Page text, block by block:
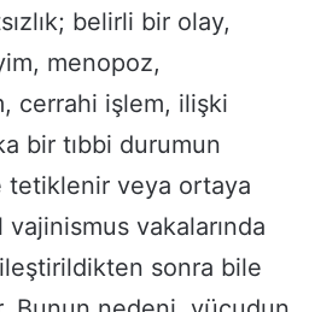
belirli bir olay,
menopoz,
cerrahi işlem, ilişki
bir tıbbi durumun
tetiklenir veya ortaya
vajinismus vakalarında
sonra bile